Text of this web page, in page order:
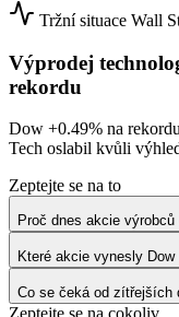
Tržní situace Wall
Výprodej
rekordu
Dow +0.49% na
Tech oslabil kvůli
Zeptejte se na to
Proč dnes akcie
Které akcie vynesly Dow
Co se čeká od zítřejších